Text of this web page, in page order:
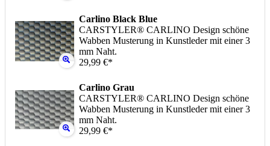
Carlino Black Blue
CARSTYLER® CARLINO Design schöne
Wabben Musterung in Kunstleder mit einer 3
mm Naht.
29,99 €*
Carlino Grau
CARSTYLER® CARLINO Design schöne
Wabben Musterung in Kunstleder mit einer 3
mm Naht.
29,99 €*